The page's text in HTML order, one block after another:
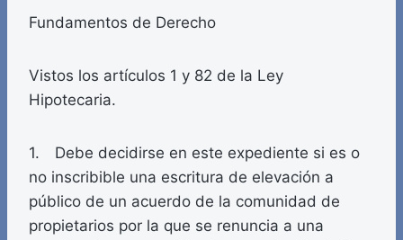
Fundamentos de Derecho
Vistos los artículos 1 y 82 de la Ley
Hipotecaria.
1. Debe decidirse en este expediente si es o
no inscribible una escritura de elevación a
público de un acuerdo de la comunidad de
propietarios por la que se renuncia a una